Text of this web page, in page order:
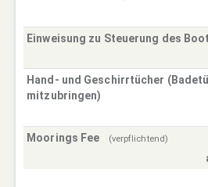
Einweisung zu Steuerung des
Hand- und Geschirrtücher
mitzubringen)
Moorings Fee
(verpflichtend)